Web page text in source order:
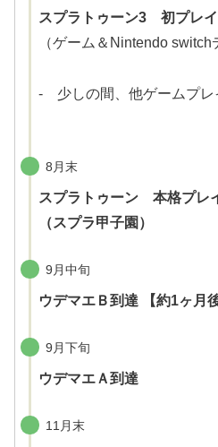
スプラトゥーン3 初プレイ
（ゲーム＆Nintendo switch
- 少しの間、他ゲームプ
8月末
スプラトゥーン 本格プレ
（スプラ甲子園）
9月中旬
ウデマエＢ到達 【約1ヶ月後
9月下旬
ウデマエＡ到達
11月末